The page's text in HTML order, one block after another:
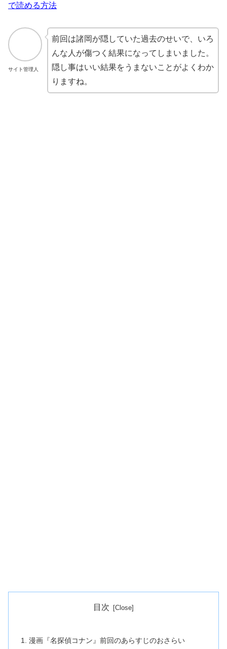
で読める方法
サイト管理人
前回は諸岡が隠していた過去のせいで、いろ
んな人が傷つく結果になってしまいました。
隠し事はいい結果をうまないことがよくわか
りますね。
目次
漫画『名探偵コナン』前回のあらすじのおさらい